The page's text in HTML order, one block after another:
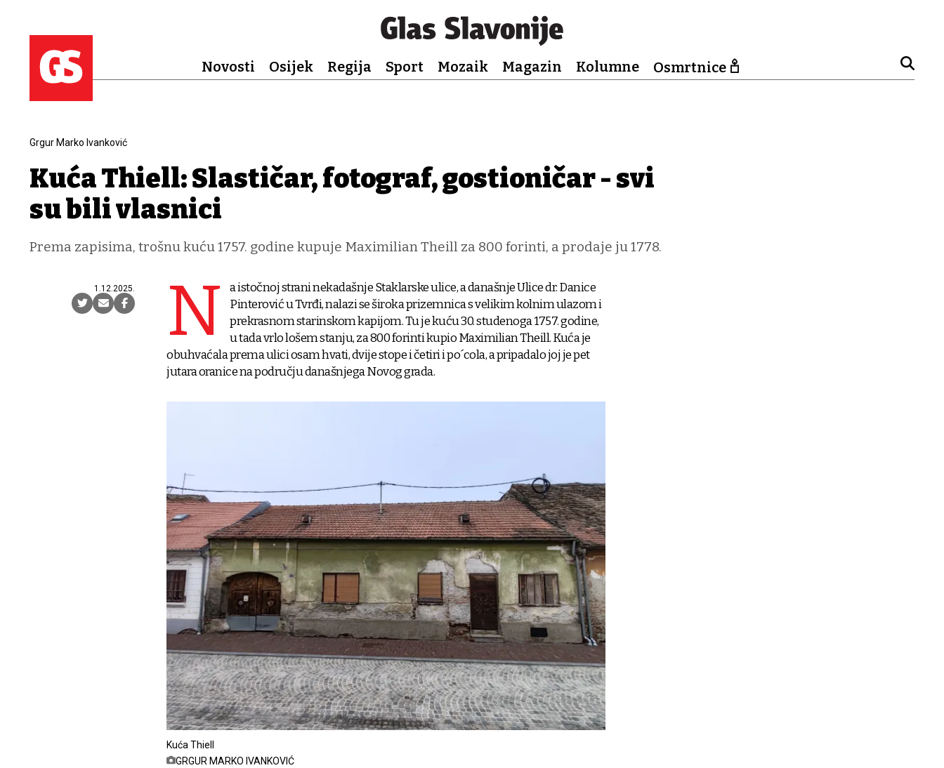
Novosti Osijek Regija Sport Mozaik Magazin Kolumne Osmrtnice
Grgur Marko Ivanković
Kuća Thiell: Slastičar, fotograf, gostioničar - svi
su bili vlasnici
Prema zapisima, trošnu kuću 1757. godine kupuje Maximilian Theill za 800 forinti, a prodaje ju 1778.
1.12.2025. N
a istočnoj strani nekadašnje Staklarske ulice, a današnje Ulice dr. Danice
Pinterović u Tvrđi, nalazi se široka prizemnica s velikim kolnim ulazom i
prekrasnom starinskom kapijom. Tu je kuću 30. studenoga 1757. godine,
u tada vrlo lošem stanju, za 800 forinti kupio Maximilian Theill. Kuća je
obuhvaćala prema ulici osam hvati, dvije stope i četiri i po´cola, a pripadalo joj je pet
jutara oranice na području današnjega Novog grada.
Kuća Thiell
GRGUR MARKO IVANKOVIĆ